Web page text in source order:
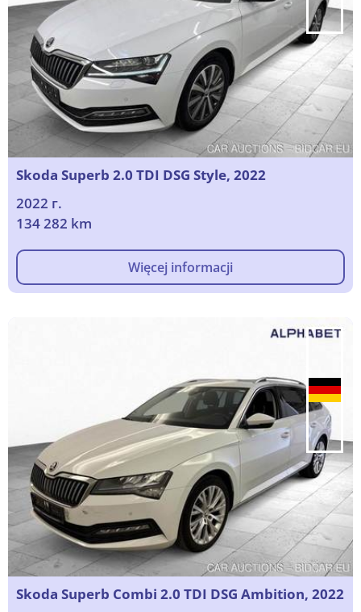
Skoda Superb 2.0 TDI DSG Style, 2022
2022 г.
134 282 km
Więcej informacji
Skoda Superb Combi 2.0 TDI DSG Ambition, 2022